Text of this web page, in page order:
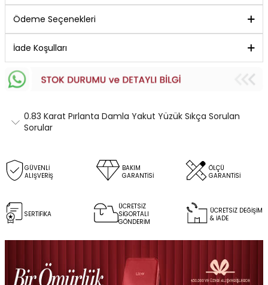
Ödeme Seçenekleri
İade Koşulları
0.83 Karat Pırlanta Damla Yakut Yüzük Sıkça Sorulan
Sorular
GÜVENLİ
ALIŞVERİŞ
BAKIM
GARANTİSİ
ÖLÇÜ
GARANTİSİ
SERTİFİKA
ÜCRETSİZ
SİGORTALI
GÖNDERİM
ÜCRETSİZ DEĞİŞİM
& İADE